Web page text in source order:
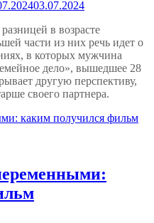
03.07.2024
в возрасте
части из них речь идет о
в которых мужчина
дело», вышедшее 28
другую перспективу,
своего партнера.